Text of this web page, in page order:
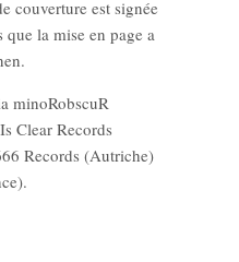
couverture est signée
la mise en page a
minoRobscuR
Clear Records
Records (Autriche)